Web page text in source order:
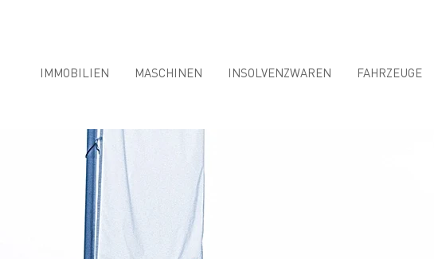
IMMOBILIEN MASCHINEN INSOLVENZWAREN FAHRZEUGE